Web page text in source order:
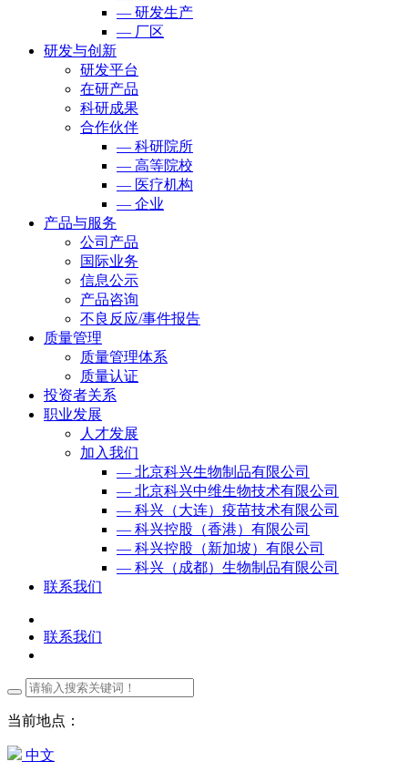
— 研发生产
— 厂区
研发与创新
研发平台
在研产品
科研成果
合作伙伴
— 科研院所
— 高等院校
— 医疗机构
— 企业
产品与服务
公司产品
国际业务
信息公示
产品咨询
不良反应/事件报告
质量管理
质量管理体系
质量认证
投资者关系
职业发展
人才发展
加入我们
— 北京科兴生物制品有限公司
— 北京科兴中维生物技术有限公司
— 科兴（大连）疫苗技术有限公司
— 科兴控股（香港）有限公司
— 科兴控股（新加坡）有限公司
— 科兴（成都）生物制品有限公司
联系我们
联系我们
当前地点：
中文